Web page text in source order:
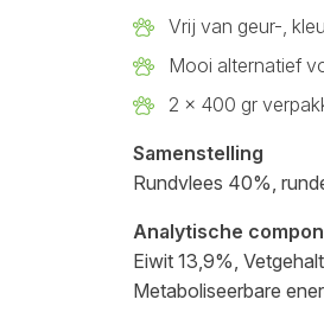
Vrij van geur-,
Mooi alternatief
2 x 400 gr
Samenstelling
Rundvlees 40%,
Analytische
Eiwit 13,9%,
Metaboliseerbare